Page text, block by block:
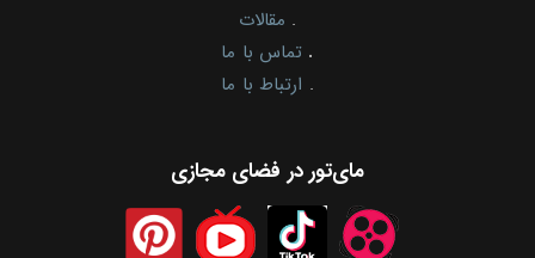
. مقالات
. تماس با ما
. ارتباط با ما
مای‌تور در فضای مجازی